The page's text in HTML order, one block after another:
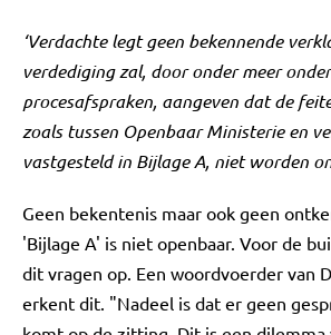
‘Verdachte legt geen bekennende
verdediging zal, door onder meer
procesafspraken, aangeven dat de
zoals tussen Openbaar Ministerie en
vastgesteld in Bijlage A, niet worden
Geen bekentenis maar ook geen
'Bijlage A' is niet openbaar. Voor de
dit vragen op. Een woordvoerder van
erkent dit. "Nadeel is dat er geen